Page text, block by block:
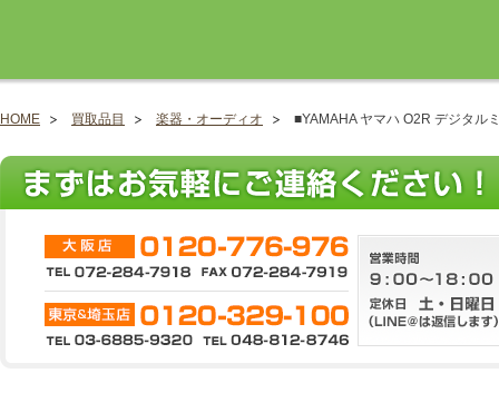
HOME 買取品目 楽器・オーディオ ■YAMAHA ヤマハ O2R デジタル